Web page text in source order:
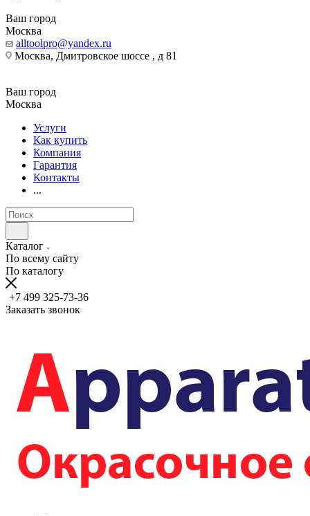
Ваш город
Москва
alltoolpro@yandex.ru
Москва, Дмитровское шоссе , д 81
Ваш город
Москва
Услуги
Как купить
Компания
Гарантия
Контакты
...
Каталог
По всему сайту
По каталогу
+7 499 325-73-36
Заказать звонок